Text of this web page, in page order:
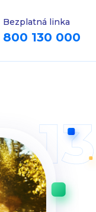
Bezplatná linka
800 130 000